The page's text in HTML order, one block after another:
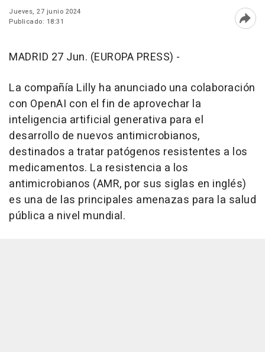
Jueves, 27 junio 2024
Publicado: 18:31
MADRID 27 Jun. (EUROPA PRESS) -
La compañía Lilly ha anunciado una colaboración
con OpenAI con el fin de aprovechar la
inteligencia artificial generativa para el
desarrollo de nuevos antimicrobianos,
destinados a tratar patógenos resistentes a los
medicamentos. La resistencia a los
antimicrobianos (AMR, por sus siglas en inglés)
es una de las principales amenazas para la salud
pública a nivel mundial.